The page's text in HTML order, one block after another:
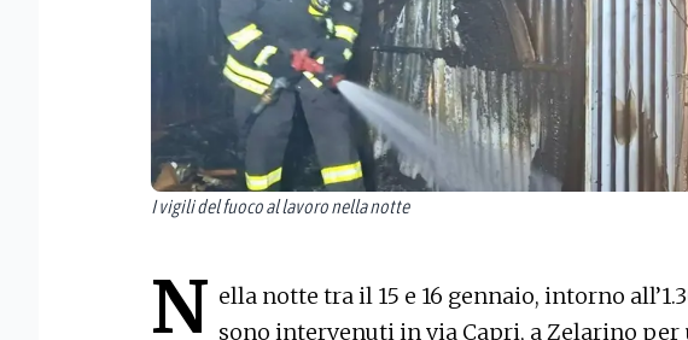
I vigili del fuoco al lavoro nella notte
N ella notte tra il 15 e 16 gennaio, intorno
sono intervenuti in via Capri, a Zelarino per